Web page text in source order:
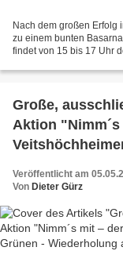
Nach dem großen Erfolg
zu einem bunten
findet von 15 bis 17 Uhr
Große,
Aktion
Veröffentlicht am
Von Dieter Gürz